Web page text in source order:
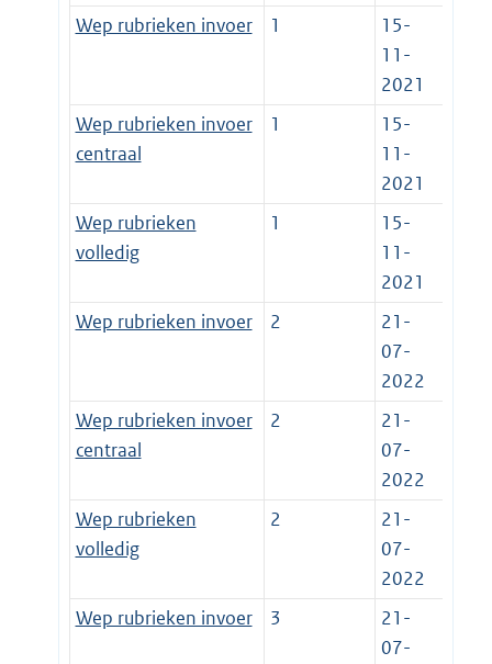
Wep rubrieken invoer
1
15-
11-
2021
Wep rubrieken invoer
centraal
1
15-
11-
2021
Wep rubrieken
volledig
1
15-
11-
2021
Wep rubrieken invoer
2
21-
07-
2022
Wep rubrieken invoer
centraal
2
21-
07-
2022
Wep rubrieken
volledig
2
21-
07-
2022
Wep rubrieken invoer
3
21-
07-